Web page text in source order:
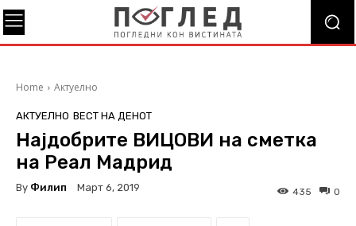
Home Актуелно
АКТУЕЛНО ВЕСТ НА ДЕНОТ
Најдобрите ВИЦОВИ на сметка
на Реал Мадрид
By Филип Март 6, 2019 0
435